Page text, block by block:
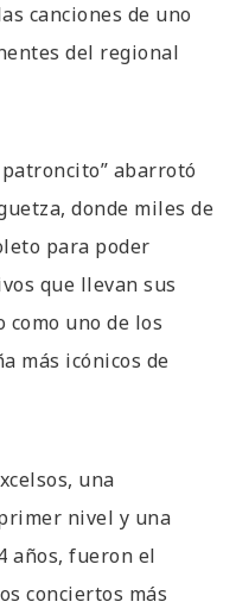
canciones de uno
del regional
patroncito” abarrotó
donde miles de
para poder
que llevan sus
como uno de los
más icónicos de
una
nivel y una
años, fueron el
conciertos más